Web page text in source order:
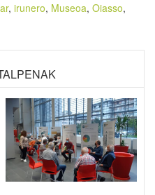
, irunero, Museoa, Oiasso,